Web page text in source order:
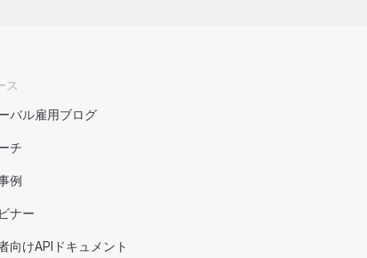
ス
バル雇用ブログ
チ
例
ナー
向けAPIドキュメント